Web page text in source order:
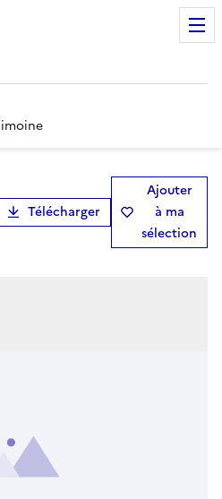
Télécharger
Ajouter
à ma
sélection